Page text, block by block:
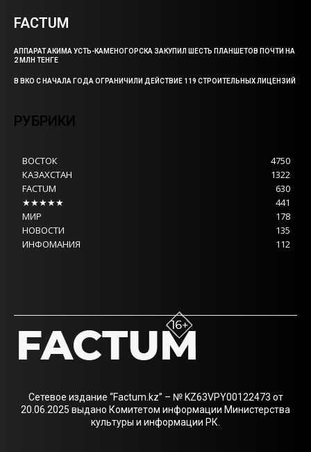
FACTUM
АППАРАТ АКИМА УСТЬ-КАМЕНОГОРСКА ЗАКУПИЛ ШЕСТЬ ПЛАНШЕТОВ ПОЧТИ НА
2 МЛН ТЕНГЕ
В ВКО С НАЧАЛА ГОДА ОГРАНИЧИЛИ ДЕЙСТВИЕ 119 СТРОИТЕЛЬНЫХ ЛИЦЕНЗИЙ
РУБРИКИ
ВОСТОК
4750
КАЗАХСТАН
1322
FACTUM
630
★★★★★
441
МИР
178
НОВОСТИ
135
ИНФОМАНИЯ
112
Сетевое издание “Factum.kz” – № KZ63VPY00122473 от
20.06.2025 выдано Комитетом информации Министерства
культуры и информации РК.